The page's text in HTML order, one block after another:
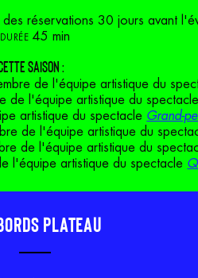
des réservations 30 jours avant
DURÉE 45 min
SAISON :
de l'équipe artistique du
de l'équipe artistique du
artistique du spectacle Grand-
de l'équipe artistique du
de l'équipe artistique du
l'équipe artistique du spectacle
ords plateau